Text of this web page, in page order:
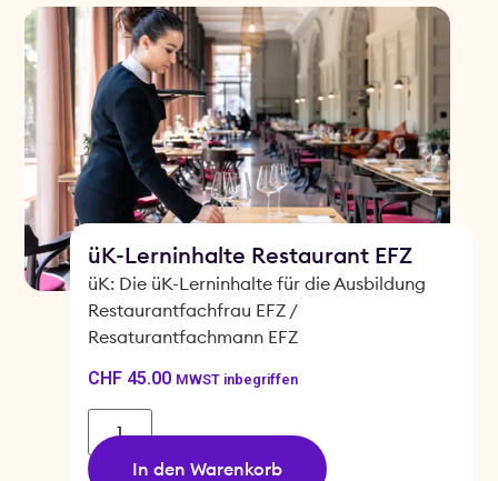
üK-Lerninhalte Restaurant EFZ
üK: Die üK-Lerninhalte für die Ausbildung
Restaurantfachfrau EFZ /
Resaturantfachmann EFZ
CHF45.00 MWST inbegriffen
In den Warenkorb